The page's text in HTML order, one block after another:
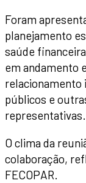
Foram
planejamento
saúde
em andamento
relacionamento
públicos e
representativas.
O clima da
colaboração,
FECOPAR.